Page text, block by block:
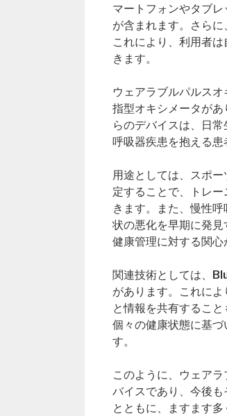
マートフォンやタブ
が含まれます。さら
これにより、利用者
きます。
ウェアラブルパルス
指型オキシメータが
らのデバイスは、日
呼吸器疾患を抱える患
用途としては、スポ
定することで、トレ
きます。また、慢性
状の悪化を早期に発
健康管理に対する関心
関連技術としては、
があります。これに
と情報を共有するこ
個々の健康状態に基
す。
このように、ウェア
バイスであり、今後
とともに、ますます多